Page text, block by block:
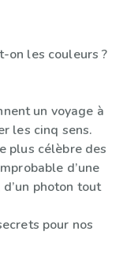
on les couleurs ?
un voyage à
les cinq sens.
plus célèbre des
d’une
photon tout
pour nos